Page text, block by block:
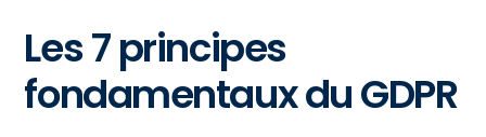
Les 7 principes
fondamentaux du GDPR